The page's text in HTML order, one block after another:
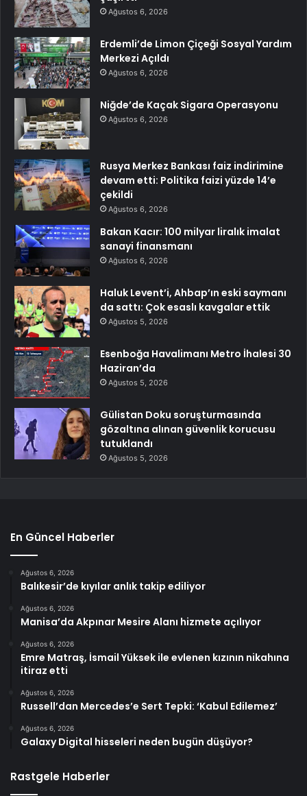
Ağustos 6, 2026
Erdemli’de Limon Çiçeği Sosyal Yardım
Merkezi Açıldı
Ağustos 6, 2026
Niğde’de Kaçak Sigara Operasyonu
Ağustos 6, 2026
Rusya Merkez Bankası faiz indirimine
devam etti: Politika faizi yüzde 14’e
çekildi
Ağustos 6, 2026
Bakan Kacır: 100 milyar liralık imalat
sanayi finansmanı
Ağustos 6, 2026
Haluk Levent’i, Ahbap’ın eski saymanı
da sattı: Çok esaslı kavgalar ettik
Ağustos 5, 2026
Esenboğa Havalimanı Metro İhalesi 30
Haziran’da
Ağustos 5, 2026
Gülistan Doku soruşturmasında
gözaltına alınan güvenlik korucusu
tutuklandı
Ağustos 5, 2026
En Güncel Haberler
Ağustos 6, 2026
Balıkesir’de kıyılar anlık takip ediliyor
Ağustos 6, 2026
Manisa’da Akpınar Mesire Alanı hizmete açılıyor
Ağustos 6, 2026
Emre Matraş, İsmail Yüksek ile evlenen kızının nikahına
itiraz etti
Ağustos 6, 2026
Russell’dan Mercedes’e Sert Tepki: ‘Kabul Edilemez’
Ağustos 6, 2026
Galaxy Digital hisseleri neden bugün düşüyor?
Rastgele Haberler